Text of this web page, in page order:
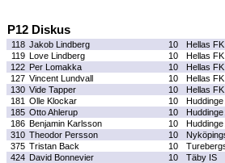
P12 Diskus
118 Jakob Lindberg 10
Hellas FK
119 Love Lindberg 10
Hellas FK
122 Per Lomakka 10
Hellas FK
127 Vincent Lundvall 10
Hellas FK
130 Vide Tapper 10
Hellas FK
181 Olle Klockar 10 Huddinge
185 Otto Ahlerup 10
Huddinge
186 Benjamin Karlsson 10 Huddinge
310 Theodor Persson 10
375 Tristan Back 10
424 David Bonnevier 10
Täby IS